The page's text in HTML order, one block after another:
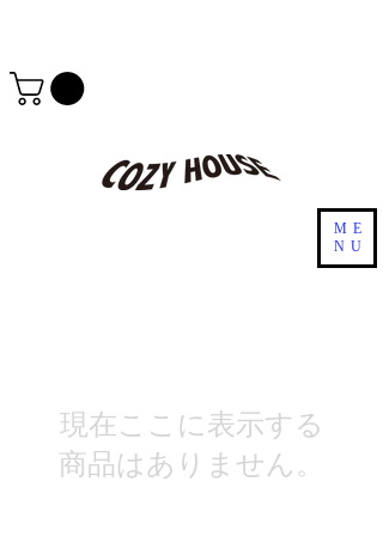
ME
NU
現在ここに表示する
商品はありません。